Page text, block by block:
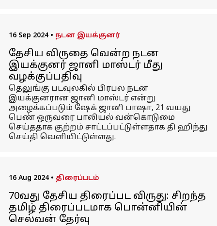
16 Sep 2024 • நடன இயக்குனர்
தேசிய விருதை வென்ற நடன
இயக்குனர் ஜானி மாஸ்டர் மீது
வழக்குப்பதிவு
தெலுங்கு படவுலகில் பிரபல நடன
இயக்குனரான ஜானி மாஸ்டர் என்று
அழைக்கப்படும் ஷேக் ஜானி பாஷா, 21 வயது
பெண் ஒருவரை பாலியல் வன்கொடுமை
செய்ததாக குற்றம் சாட்டப்பட்டுள்ளதாக தி ஹிந்து
செய்தி வெளியிட்டுள்ளது.
16 Aug 2024 • திரைப்படம்
70வது தேசிய திரைப்பட விருது: சிறந்த
தமிழ் திரைப்படமாக பொன்னியின்
செல்வன் தேர்வு